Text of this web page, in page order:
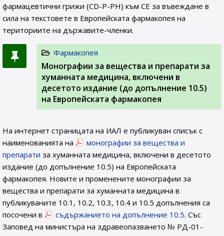
фармацевтични грижи (CD-P-PH) към СЕ за въвеждане в
сила на текстовете в Европейската фармакопея на
териториите на държавите-членки.
Фармакопея
Монографии за вещества и препарати за
хуманната медицина, включени в
десетото издание (до допълнение 10.5)
на Европейската фармакопея
На интернет страницата на ИАЛ e публикуван списък с
наименованията на
монографии за вещества и
препарати за хуманната медицина, включени в десетото
издание (до допълнение 10.5) на Европейската
фармакопея. Новите и променените монографии за
вещества и препарати за хуманната медицина в
публикуваните 10.1, 10.2, 10.3, 10.4 и 10.5 допълнения са
посочени в
съдържанието на допълнение 10.5. Със
Заповед на министъра на здравеопазването № РД-01-